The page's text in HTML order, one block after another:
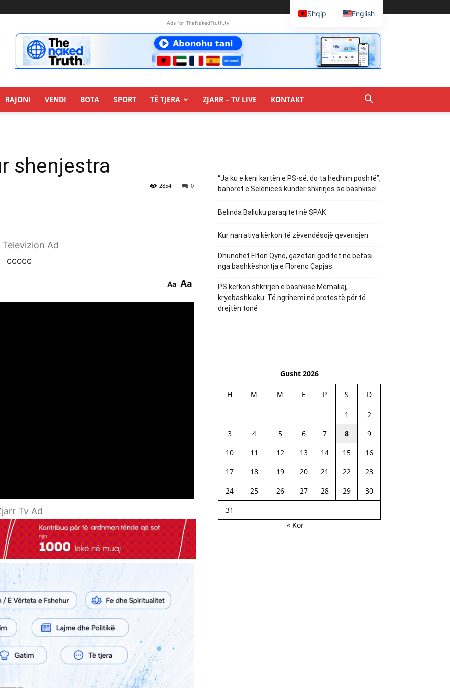
Ads for TheNakedTruth.tv
RAJONI VENDI BOTA SPORT TË TJERA ZJARR – TV LIVE KONTAKT
shenjestra
0
2854
Ad
ccccc
Aa Aa
Tv Ad
“Ja ku e keni kartën e PS-së, do ta hedhim poshtë”,
banorët e Selenicës kundër shkrirjes së bashkisë!
Belinda Balluku paraqitet në SPAK
Kur narrativa kërkon të zëvendësojë qeverisjen
Dhunohet Elton Qyno, gazetari goditet në befasi
nga bashkëshortja e Florenc Çapjas
PS kërkon shkrirjen e bashkisë Memaliaj,
kryebashkiaku: Të ngrihemi në protestë për të
drejtën tonë
Gusht 2026
H M M E P S D
1
2
3
4 5 6 7 8
9
10
11 12 13 14 15
16
17
18 19 20 21 22
23
24
25 26 27 28 29
30
31
« Kor
Shqip English